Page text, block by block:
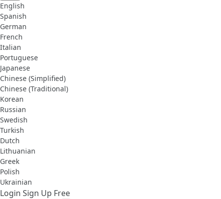
English
Spanish
German
French
Italian
Portuguese
Japanese
Chinese (Simplified)
Chinese (Traditional)
Korean
Russian
Swedish
Turkish
Dutch
Lithuanian
Greek
Polish
Ukrainian
Login Sign Up Free